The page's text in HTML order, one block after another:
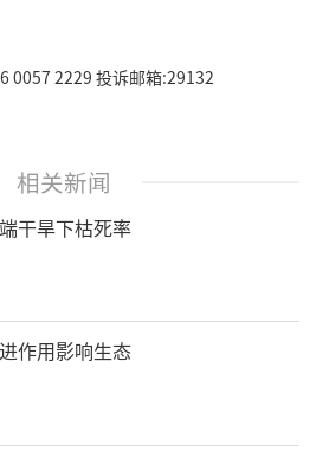
0057 2229 投诉邮箱:29132
相关新闻
干旱下枯死率
作用影响生态